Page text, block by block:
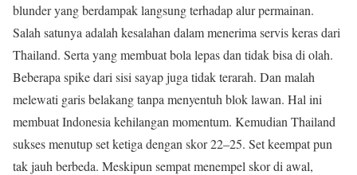
blunder yang berdampak langsung terhadap alur permainan.
Salah satunya adalah kesalahan dalam menerima servis keras dari
Thailand. Serta yang membuat bola lepas dan tidak bisa di olah.
Beberapa spike dari sisi sayap juga tidak terarah. Dan malah
melewati garis belakang tanpa menyentuh blok lawan. Hal ini
membuat Indonesia kehilangan momentum. Kemudian Thailand
sukses menutup set ketiga dengan skor 22–25. Set keempat pun
tak jauh berbeda. Meskipun sempat menempel skor di awal,